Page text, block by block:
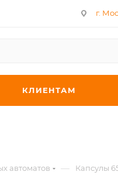
г.
КЛИЕНТАМ
автоматов — Капсулы